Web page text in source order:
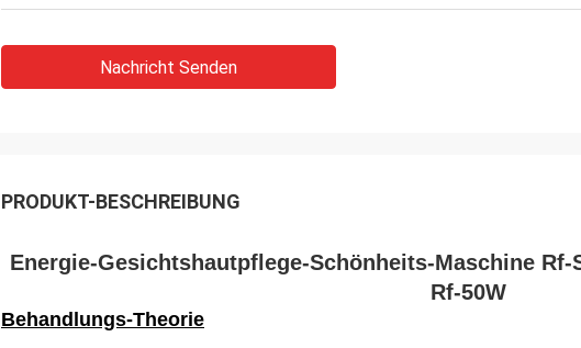
Nachricht Senden
PRODUKT-BESCHREIBUNG
Energie-Gesichtshautpflege-Schönheits-Maschine
Rf-50W
Behandlungs-Theorie